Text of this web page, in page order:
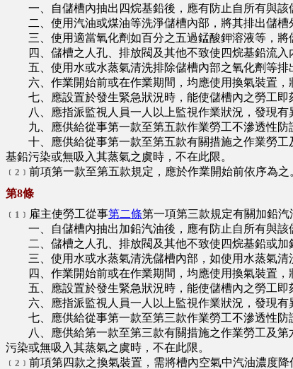
一、自儲槽內抽出四烷基鉛後，應有防止自所有與該
二、使用汽油或煤油等洗淨儲槽內部，將其排出儲槽
三、使用適當氧化劑如百分之五過錳酸鉀溶液等，將
四、儲槽之人孔、排放閥及其他不致使四烷基鉛流入
五、使用水或水蒸氣清洗排除儲槽內部之氧化劑等排
六、作業開始前或在作業期間，均應使用換氣裝置，
七、應設置於發生緊急狀況時，能使儲槽內之勞工即
八、應指派監視人員一人以上監視作業狀況，發現有
九、應供給從事第一款至第五款作業勞工不滲透性防
十、應供給從事第一款至第五款有關措施之作業勞工
基鉛污染或無吸入其蒸氣之虞時，不在此限。
﹝2﹞ 前項第一款至第五款規定，應於作業開始前依序為之
第8條
﹝1﹞ 雇主使勞工從事第二條第一項第三款規定有關加鉛汽
一、自儲槽內抽出加鉛汽油後，應有防止自所有與該
二、儲槽之人孔、排放閥及其他不致使四烷基鉛或加
三、使用水或水蒸氣清洗儲槽內部，如使用水蒸氣清
四、作業開始前或在作業期間，均應使用換氣裝置，
五、應設置於發生緊急狀況時，能使儲槽內之勞工即
六、應指派監視人員一人以上監視作業狀況，發現有
七、應供給從事第一款至第三款作業勞工不滲透性防
八、應供給第一款至第三款有關措施之作業勞工及第
污染或無吸入其蒸氣之虞時，不在此限。
﹝2﹞ 前項第四款之換氣裝置，需將槽內空氣中汽油濃度降